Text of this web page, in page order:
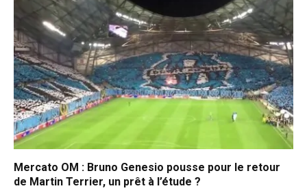
Mercato OM : Bruno Genesio pousse pour le retour
de Martin Terrier, un prêt à l’étude ?